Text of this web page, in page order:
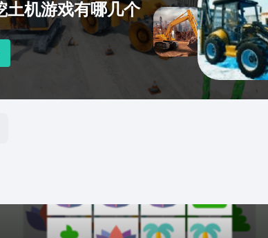
土机游戏有哪几个